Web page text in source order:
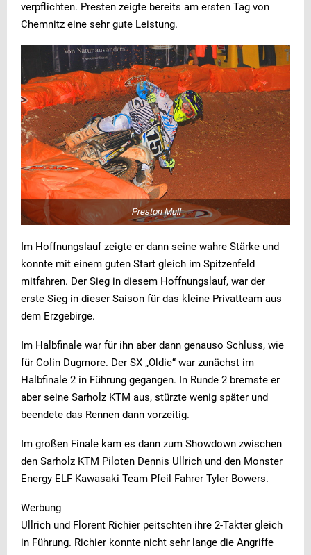
verpflichten. Presten zeigte bereits am ersten Tag von
Chemnitz eine sehr gute Leistung.
Preston Mull
Im Hoffnungslauf zeigte er dann seine wahre Stärke und
konnte mit einem guten Start gleich im Spitzenfeld
mitfahren. Der Sieg in diesem Hoffnungslauf, war der
erste Sieg in dieser Saison für das kleine Privatteam aus
dem Erzgebirge.
Im Halbfinale war für ihn aber dann genauso Schluss, wie
für Colin Dugmore. Der SX „Oldie“ war zunächst im
Halbfinale 2 in Führung gegangen. In Runde 2 bremste er
aber seine Sarholz KTM aus, stürzte wenig später und
beendete das Rennen dann vorzeitig.
Im großen Finale kam es dann zum Showdown zwischen
den Sarholz KTM Piloten Dennis Ullrich und den Monster
Energy ELF Kawasaki Team Pfeil Fahrer Tyler Bowers.
Werbung
Ullrich und Florent Richier peitschten ihre 2-Takter gleich
in Führung. Richier konnte nicht sehr lange die Angriffe